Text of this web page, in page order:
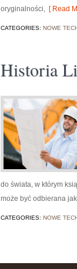
oryginalności, [ Read
CATEGORIES: NOWE
Historia
do świata, w którym
może być odbierana
CATEGORIES: NOWE